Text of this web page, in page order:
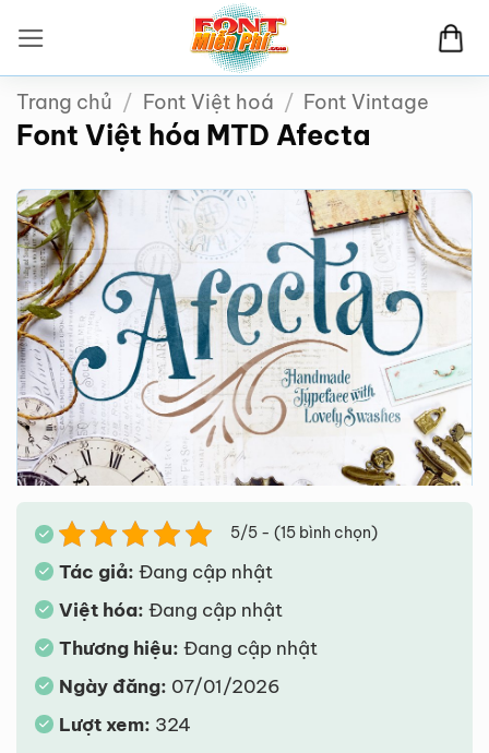
qua
nội
dung
Trang chủ / Font Việt hoá / Font Vintage
Font Việt hóa MTD Afecta
5/5 - (15 bình chọn)
Tác giả: Đang cập nhật
Việt hóa: Đang cập nhật
Thương hiệu: Đang cập nhật
Ngày đăng: 07/01/2026
Lượt xem: 324